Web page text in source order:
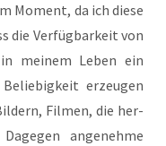
Moment, da ich die­se
die Ver­füg­bar­keit von
mei­nem Leben ein
erzeu­gen
Fil­men, die her­
ange­neh­me